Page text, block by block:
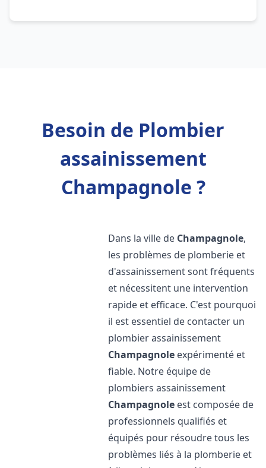
Besoin de Plombier
assainissement
Champagnole ?
Dans la ville de Champagnole,
les problèmes de plomberie et
d'assainissement sont fréquents
et nécessitent une intervention
rapide et efficace. C'est pourquoi
il est essentiel de contacter un
plombier assainissement
Champagnole expérimenté et
fiable. Notre équipe de
plombiers assainissement
Champagnole est composée de
professionnels qualifiés et
équipés pour résoudre tous les
problèmes liés à la plomberie et